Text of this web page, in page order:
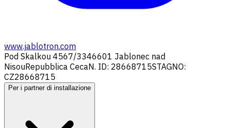
www.jablotron.com
Pod Skalkou 4567/3346601 Jablonec nad
NisouRepubblica CecaN. ID: 28668715STAGNO:
CZ28668715
Per i partner di installazione